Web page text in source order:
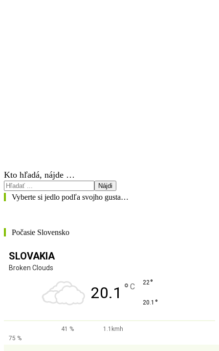
Kto hľadá, nájde …
Nájdi
Vyberte si jedlo podľa svojho gusta…
Počasie Slovensko
SLOVAKIA
Broken Clouds
20.1 ° C 22°
20.1 °
41 %
1.1kmh
75 %